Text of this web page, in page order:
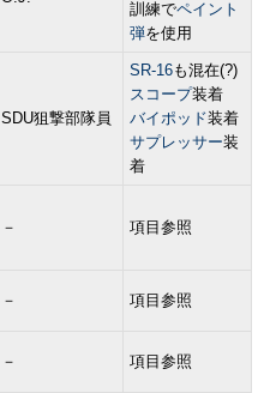
訓練でペイント
弾を使用
SDU狙撃部隊員
SR-16も混在(?)
スコープ装着
バイポッド装着
サプレッサー装
着
－ 項目参照
－ 項目参照
－ 項目参照